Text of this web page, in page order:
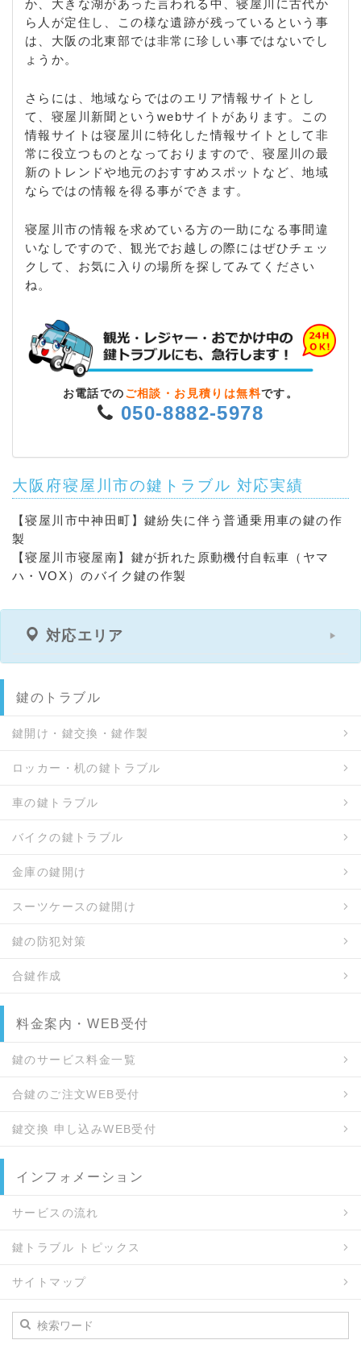
か、大きな湖があった言われる中、寝屋川に古代か
ら人が定住し、この様な遺跡が残っているという事
は、大阪の北東部では非常に珍しい事ではないでし
ょうか。
さらには、地域ならではのエリア情報サイトとし
て、寝屋川新聞というwebサイトがあります。この
情報サイトは寝屋川に特化した情報サイトとして非
常に役立つものとなっておりますので、寝屋川の最
新のトレンドや地元のおすすめスポットなど、地域
ならではの情報を得る事ができます。
寝屋川市の情報を求めている方の一助になる事間違
いなしですので、観光でお越しの際にはぜひチェッ
クして、お気に入りの場所を探してみてください
ね。
お電話での ご相談・お見積りは無料です。
050-8882-5978
大阪府寝屋川市の鍵トラブル 対応実績
【寝屋川市中神田町】鍵紛失に伴う普通乗用車の鍵の作
製
【寝屋川市寝屋南】鍵が折れた原動機付自転車（ヤマ
ハ・VOX）のバイク鍵の作製
対応エリア
鍵のトラブル
鍵開け・鍵交換・鍵作製
ロッカー・机の鍵トラブル
車の鍵トラブル
バイクの鍵トラブル
金庫の鍵開け
スーツケースの鍵開け
鍵の防犯対策
合鍵作成
料金案内・WEB受付
鍵のサービス料金一覧
合鍵のご注文WEB受付
鍵交換 申し込みWEB受付
インフォメーション
サービスの流れ
鍵トラブル トピックス
サイトマップ